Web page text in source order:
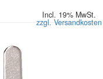
Incl. 19% MwSt.
zzgl. Versandkosten